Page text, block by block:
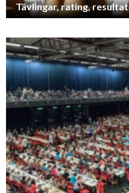
Tävlingar, rating, resultat